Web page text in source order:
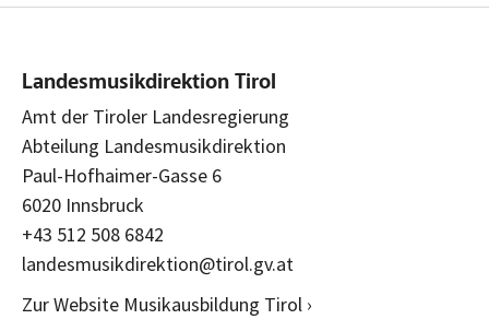
Landesmusikdirektion Tirol
Amt der Tiroler Landesregierung
Abteilung Landesmusikdirektion
Paul-Hofhaimer-Gasse 6
6020 Innsbruck
+43 512 508 6842
landesmusikdirektion@tirol.gv.at
Zur Website Musikausbildung Tirol ›